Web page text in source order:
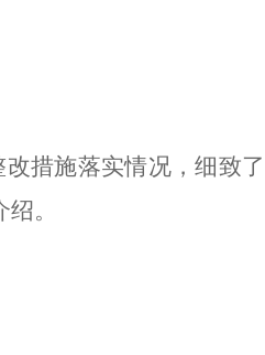
改措施落实情况，细致了
绍。